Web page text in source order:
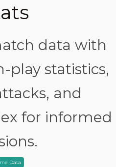
data with
play statistics,
and
for informed
Data